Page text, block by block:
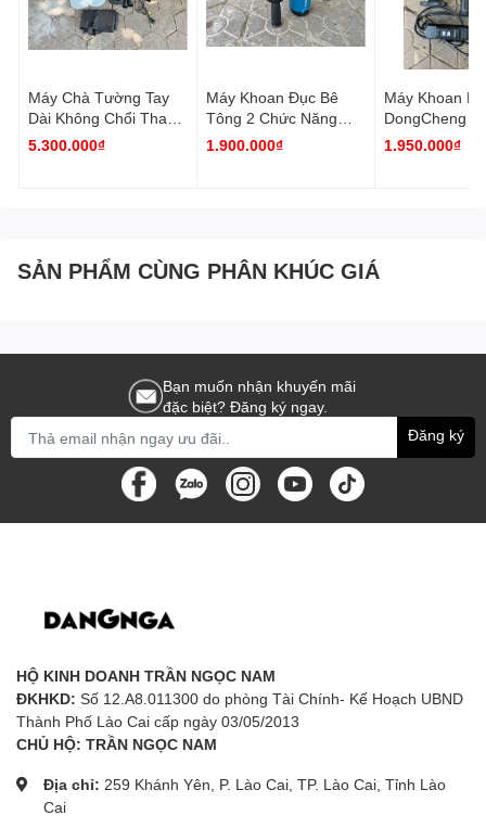
Máy Chà Tường Tay
Dài Không Chổi Than
LIEMA ( Chưa Có Máy
5.300.000₫
Máy Khoan Đục Bê
Tông 2 Chức Năng
DongCheng DZC03-28
1.900.000₫
Máy Khoan
DongCheng
110 ( Có
1.950.000₫
SẢN PHẨM CÙNG PHÂN KHÚC GIÁ
Bạn muốn nhận khuyến mãi
đặc biệt? Đăng ký ngay.
Đăng ký
HỘ KINH DOANH TRẦN NGỌC NAM
ĐKHKD: Số 12.A8.011300 do phòng Tài Chính- Kế Hoạch UBND
Thành Phố Lào Cai cấp ngày 03/05/2013
CHỦ HỘ: TRẦN NGỌC NAM
Địa chỉ: 259 Khánh Yên, P. Lào Cai, TP. Lào Cai, Tỉnh Lào
Cai